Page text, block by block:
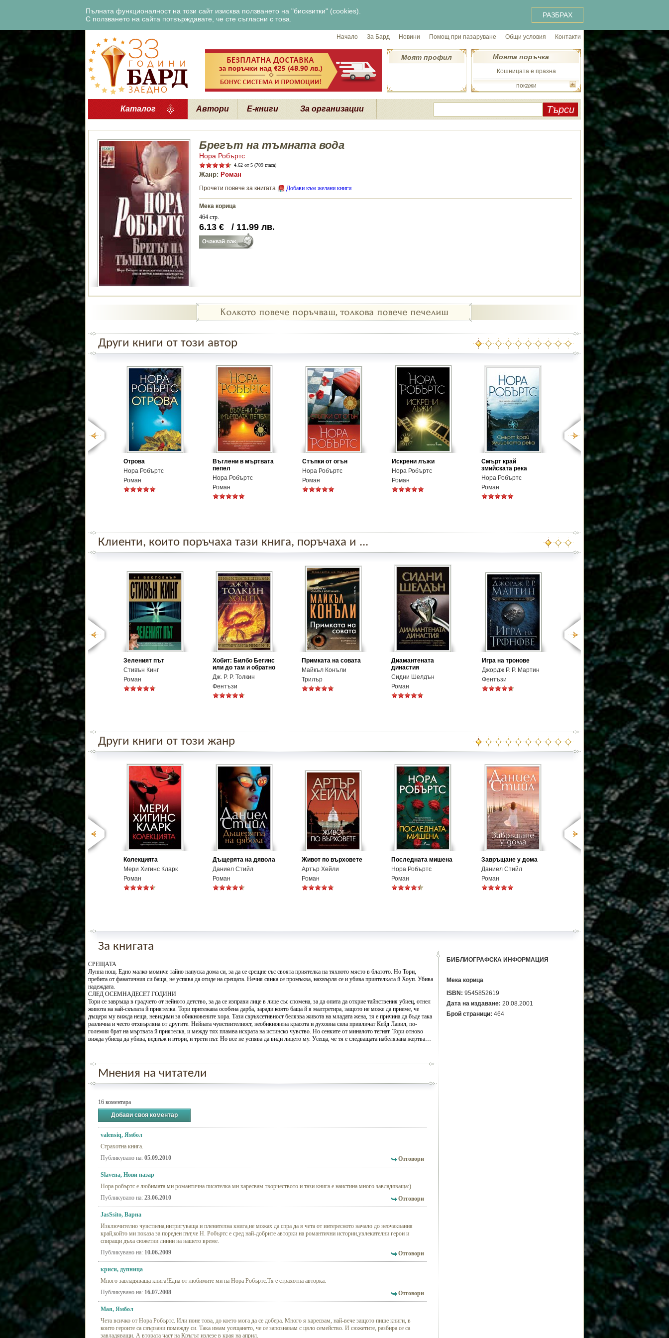
Пълната функционалност на този сайт изисква ползването на "бисквитки" (cookies).
С ползването на сайта потвърждавате, че сте съгласни с това.
РАЗБРАХ
Начало За Бард Новини Помощ при пазаруване Общи условия Контакти
Моят профил
Кошницата е празна
Моята поръчка
покажи
Каталог Автори Е-книги За организации
Брегът на тъмната вода
Нора Робъртс
4.62 от 5 (709 гласа)
Жанр: Роман
Прочети повече за книгата Добави към желани книги
Мека корица
464 стр.
6.13 € / 11.99 лв.
Други книги от този автор
Отрова
Нора Робъртс
Роман
Въглени в мъртвата
пепел
Нора Робъртс
Роман
Стъпки от огън
Нора Робъртс
Роман
Искрени лъжи
Нора Робъртс
Роман
Смърт край
змийската река
Нора Робъртс
Роман
Клиенти, които поръчаха тази книга, поръчаха и ...
Зеленият път
Стивън Кинг
Роман
Хобит: Билбо Бегинс
или до там и обратно
Дж. Р. Р. Толкин
Фентъзи
Примката на совата
Майкъл Конъли
Трилър
Диамантената
династия
Сидни Шелдън
Роман
Игра на тронове
Джордж Р. Р. Мартин
Фентъзи
Други книги от този жанр
Колекцията
Мери Хигинс Кларк
Роман
Дъщерята на дявола
Даниел Стийл
Роман
Живот по върховете
Артър Хейли
Роман
Последната мишена
Нора Робъртс
Роман
Завръщане у дома
Даниел Стийл
Роман
За книгата
СРЕЩАТА
Лунна нощ. Едно малко момиче тайно напуска дома си, за да се срещне със своята приятелка на тяхното място в блатото. Но Тори,
пребита от фанатичния си баща, не успява да отиде на срещата. Нечия сянка се промъква, нахвърля се и убива приятелката й Хоуп. Убива
надеждата.
СЛЕД ОСЕМНАДЕСЕТ ГОДИНИ
Тори се завръща в градчето от нейното детство, за да се изправи лице в лице със спомена, за да опита да открие тайнствения убиец, отнел
живота на най-скъпата й приятелка. Тори притежава особена дарба, заради която баща й я малтретира, защото не може да приеме, че
дъщеря му вижда неща, невидими за обикновените хора. Тази свръхсетивност белязва живота на младата жена, тя е причина да бъде така
различна и често отхвърляна от другите. Нейната чувствителност, необикновена красота и духовна сила привличат Кейд Лавил, по-
големия брат на мъртвата й приятелка, и между тях пламва искрата на истинско чувство. Но сенките от миналото тегнат. Тори отново
вижда убиеца да убива, веднъж и втори, и трети път. Но все не успява да види лицето му. Усеща, че тя е следващата набелязана жертва…
Мнения на читатели
16 коментара
Добави своя коментар
valensiq, Ямбол
Страхотна книга.
Публикувано на: 05.09.2010 Отговори
Slavena, Нови пазар
Нора робъртс е любимата ми романтична писателка мн харесвам творчеството и тази книга е наистина много завладяваща:)
Публикувано на: 23.06.2010 Отговори
JasSsito, Варна
Изключително чувствена,интригуваща и пленителна книга,не можах да спра да я чета от интересното начало до неочаквания
край,който ми показа за пореден път,че Н. Робъртс е сред най-добрите авторки на романтични истории,увлекателни герои и
спиращи дъха сюжетни линии на нашето време.
Публикувано на: 10.06.2009 Отговори
криси, дупница
Много завладяваща книга!Една от любимите ми на Нора Робъртс.Тя е страхотна авторка.
Публикувано на: 16.07.2008 Отговори
Мая, Ямбол
Чета всичко от Нора Робъртс. Или поне това, до което мога да се добера. Много я харесвам, най-вече защото пише книги, в
които героите са свързани помежду си. Така имам усещането, че се запознавам с цяло семейство. И сюжетите, разбира се са
завладяващи. А втората част на Кръгът излезе в края на април.
БИБЛИОГРАФСКА ИНФОРМАЦИЯ
Мека корица
ISBN: 9545852619
Дата на издаване: 20.08.2001
Брой страници: 464